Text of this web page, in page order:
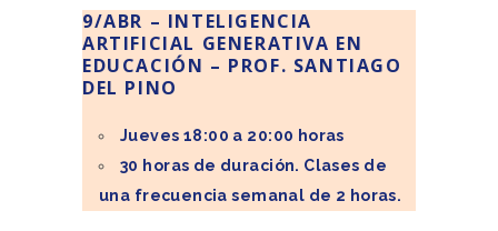
9/ABR – INTELIGENCIA
ARTIFICIAL GENERATIVA EN
EDUCACIÓN – PROF. SANTIAGO
DEL PINO
Jueves 18:00 a 20:00 horas
30 horas de duración. Clases de
una frecuencia semanal de 2 horas.